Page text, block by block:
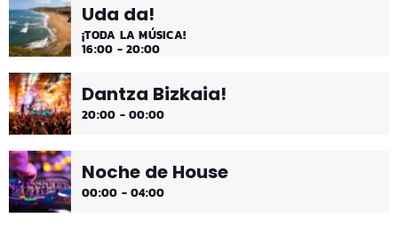
Uda da!
¡TODA LA MÚSICA!
16:00 - 20:00
Dantza Bizkaia!
20:00 - 00:00
Noche de House
00:00 - 04:00